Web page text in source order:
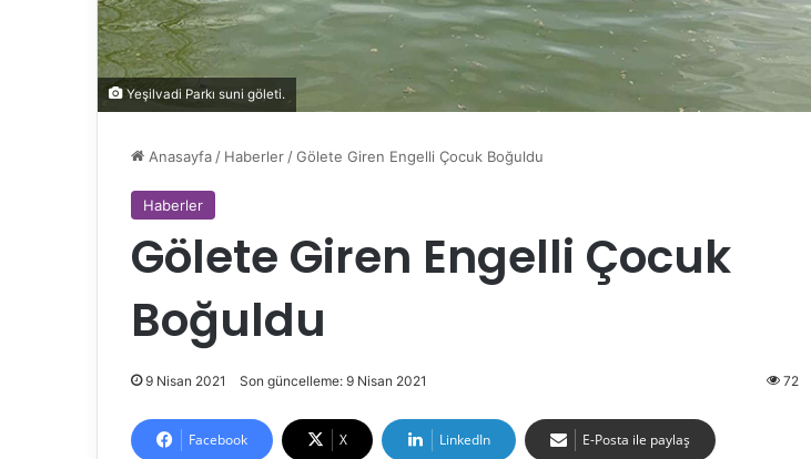
Yeşilvadi Parkı suni göleti.
Anasayfa/ Haberler/Gölete Giren Engelli Çocuk Boğuldu
Haberler
Gölete Giren Engelli Çocuk
Boğuldu
9 Nisan 2021 Son güncelleme: 9 Nisan 2021 72
Facebook X LinkedIn E-Posta ile paylaş